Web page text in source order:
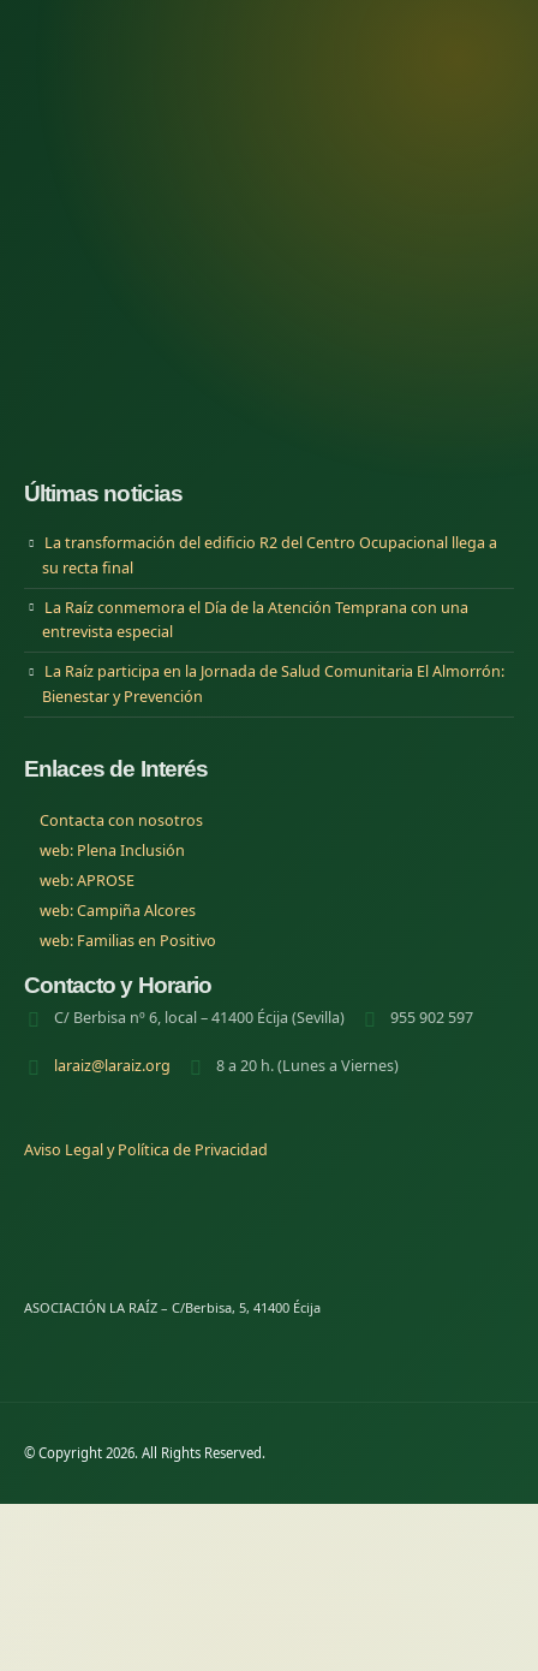
Últimas noticias
La transformación del edificio R2 del Centro Ocupacional llega a
su recta final
La Raíz conmemora el Día de la Atención Temprana con una
entrevista especial
La Raíz participa en la Jornada de Salud Comunitaria El Almorrón:
Bienestar y Prevención
Enlaces de Interés
Contacta con nosotros
web: Plena Inclusión
web: APROSE(se abre en una nueva pestana)
web: Campiña Alcores(se abre en una nueva pestana)
web: Familias en Positivo
Contacto y Horario
C/ Berbisa nº 6, local – 41400 Écija (Sevilla) 955 902 597
laraiz@laraiz.org 8 a 20 h. (Lunes a Viernes)
Aviso Legal y Política de Privacidad
ASOCIACIÓN LA RAÍZ – C/Berbisa, 5, 41400 Écija
© Copyright 2026. All Rights Reserved.